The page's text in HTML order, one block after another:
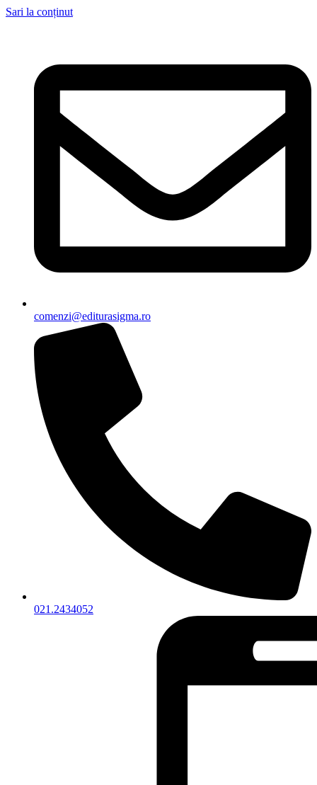
Sari la conținut
comenzi@editurasigma.ro
021.2434052